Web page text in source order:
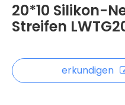
20*10 Silikon-
Streifen
erkundigen